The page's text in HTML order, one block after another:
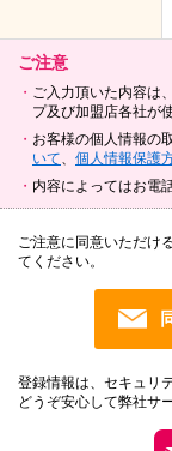
ご注意
ご入力頂いた内容は
プ及び加盟店各社が
お客様の個人情報の
いて
個人情報保護
内容によってはお電
ご注意に同意いただけ
てください。
登録情報は、セキュリ
どうぞ安心して弊社サ